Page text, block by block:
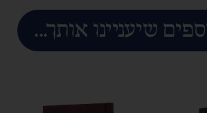
שיעניינו אותך...